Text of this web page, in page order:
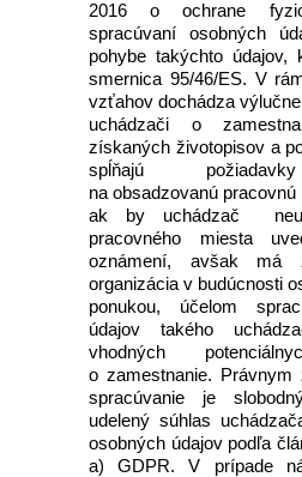
2016 o ochrane
spracúvaní osobných
pohybe takýchto údajov,
smernica 95/46/ES. V
vzťahov dochádza
uchádzači o
získaných životopisov a
spĺňajú
na obsadzovanú
ak by uchádzač
pracovného miesta
oznámení, avšak má
organizácia v budúcnosti
ponukou, účelom
údajov takého
vhodných
o zamestnanie. Právnym
spracúvanie je
udelený súhlas
osobných údajov podľa
a) GDPR. V prípade